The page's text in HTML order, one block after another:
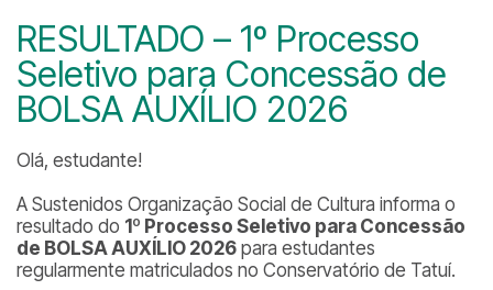
RESULTADO – 1º Processo
Seletivo para Concessão de
BOLSA AUXÍLIO 2026
Olá, estudante!
A Sustenidos Organização Social de Cultura informa o
resultado do 1º Processo Seletivo para Concessão
de BOLSA AUXÍLIO 2026 para estudantes
regularmente matriculados no Conservatório de Tatuí.